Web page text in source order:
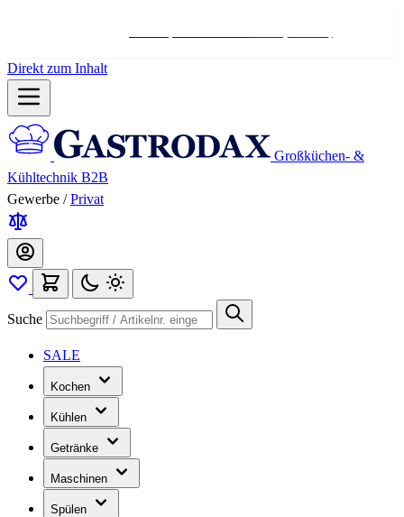
Direkt zum Inhalt
Großküchen- &
Kühltechnik B2B
Gewerbe / Privat
Suche
SALE
Kochen
Kühlen
Getränke
Maschinen
Spülen